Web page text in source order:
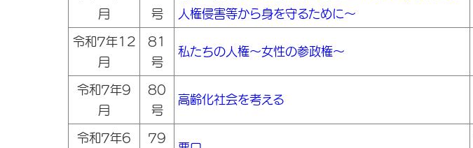
月
号
人権侵害等から身を守るために～
令和7年12
月
81
号
私たちの人権～女性の参政権～
令和7年9
月
80
号
高齢化社会を考える
令和7年6
79